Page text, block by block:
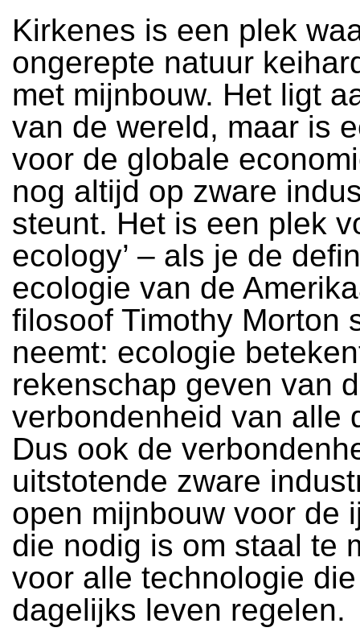
Kirkenes is een plek
ongerepte natuur
met mijnbouw. Het ligt
van de wereld, maar is
voor de globale
nog altijd op zware
steunt. Het is een plek
ecology’ – als je de
ecologie van de
filosoof Timothy Morton
neemt: ecologie
rekenschap geven van
verbondenheid van alle
Dus ook de
uitstotende zware
open mijnbouw voor de
die nodig is om staal te
voor alle technologie
dagelijks leven regelen.